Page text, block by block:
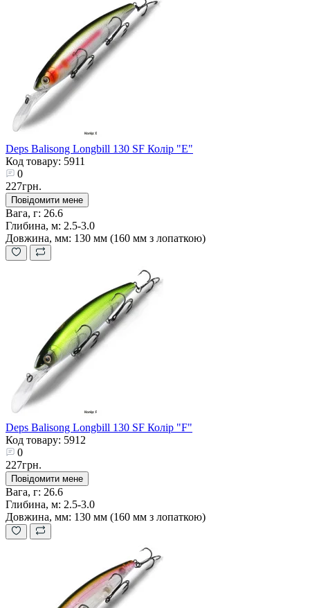
Deps Balisong Longbill 130 SF Колір "E"
Код товару: 5911
0
227грн.
Повідомити мене
Вага, г: 26.6
Глибина, м: 2.5-3.0
Довжина, мм: 130 мм (160 мм з лопаткою)
Deps Balisong Longbill 130 SF Колір "F"
Код товару: 5912
0
227грн.
Повідомити мене
Вага, г: 26.6
Глибина, м: 2.5-3.0
Довжина, мм: 130 мм (160 мм з лопаткою)